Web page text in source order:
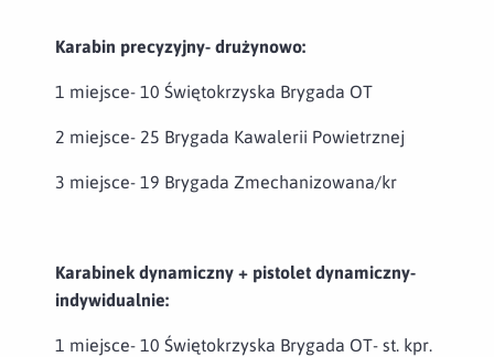
Karabin precyzyjny- drużynowo:
1 miejsce- 10 Świętokrzyska Brygada OT
2 miejsce- 25 Brygada Kawalerii Powietrznej
3 miejsce- 19 Brygada Zmechanizowana/kr
Karabinek dynamiczny + pistolet dynamiczny-
indywidualnie:
1 miejsce- 10 Świętokrzyska Brygada OT- st. kpr.